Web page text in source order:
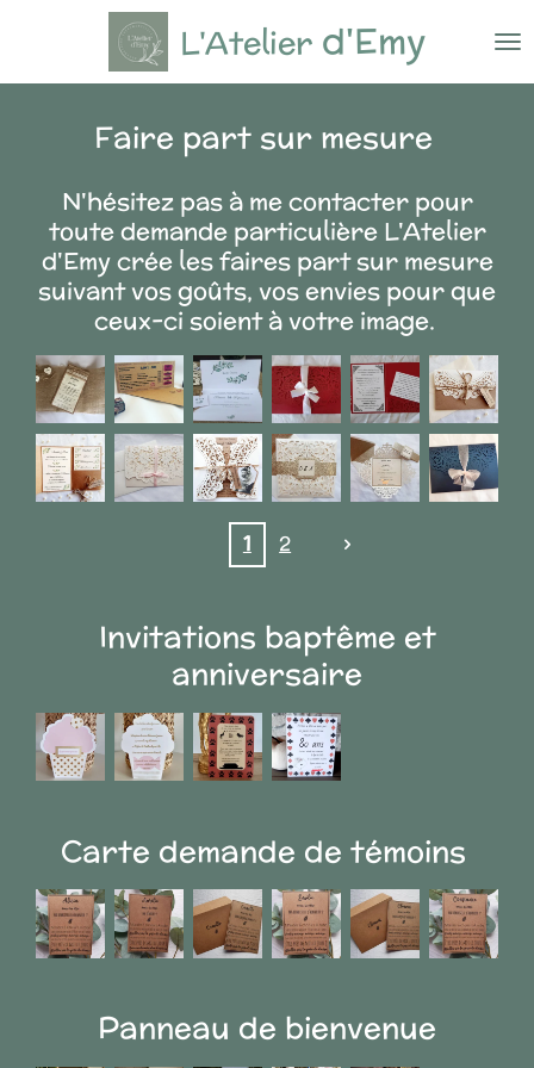
contenu
L'Atelier d'Emy
Faire part sur mesure
N'hésitez pas à me contacter pour
toute demande particulière L'Atelier
d'Emy crée les faires part sur mesure
suivant vos goûts, vos envies pour que
ceux-ci soient à votre image.
1 2
Invitations baptême et
anniversaire
Carte demande de témoins
Panneau de bienvenue